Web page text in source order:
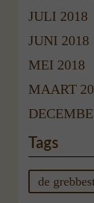
JULI 2018
JUNI 2018
MEI 2018
MAART
Tags
de